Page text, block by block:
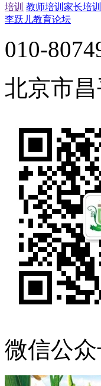
培训 教师培训 家长培训
李跃儿教育论坛
010-
北京市
微信公